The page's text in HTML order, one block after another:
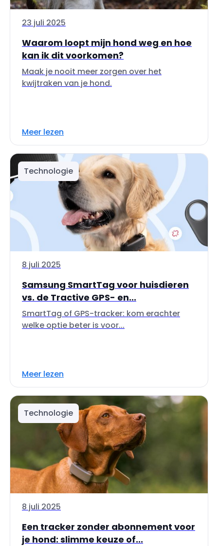
23 juli 2025
Waarom loopt mijn hond weg en hoe
kan ik dit voorkomen?
Maak je nooit meer zorgen over het
kwijtraken van je hond.
Meer lezen
Technologie
8 juli 2025
Samsung SmartTag voor huisdieren
vs. de Tractive GPS- en...
SmartTag of GPS-tracker: kom erachter
welke optie beter is voor...
Meer lezen
Technologie
8 juli 2025
Een tracker zonder abonnement voor
je hond: slimme keuze of...